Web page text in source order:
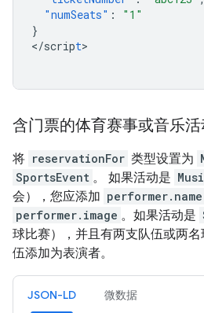
"numSeats" :
"1"
}
</script>
含门票的体育赛事或音乐活
将 reservationFor 类型设置为
SportsEvent 。 如果活动是
会），您应添加 performer.name
performer.image 。如果活动是
球比赛），并且有两支队伍或两
伍添加为表演者。
JSON-LD 微数据